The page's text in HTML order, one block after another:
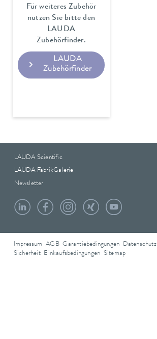
Für weiteres Zubehör
nutzen Sie bitte den
LAUDA
Zubehörfinder.
LAUDA
Zubehörfinder
LAUDA Scientific
LAUDA FabrikGalerie
Newsletter
Impressum AGB Garantiebedingungen Datenschutz
Sicherheit Einkaufsbedingungen Sitemap